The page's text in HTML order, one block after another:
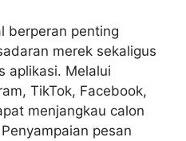
berperan penting
merek sekaligus
aplikasi. Melalui
TikTok, Facebook,
menjangkau calon
pesan